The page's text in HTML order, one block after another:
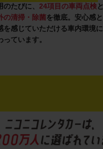
のたびに、 24項目の車両点検と
の清掃・除菌を徹底。安心感と
を感じていただける車内環境に
っています。